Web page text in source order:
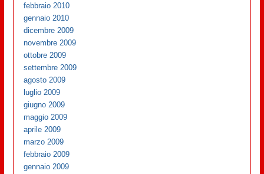
febbraio 2010
gennaio 2010
dicembre 2009
novembre 2009
ottobre 2009
settembre 2009
agosto 2009
luglio 2009
giugno 2009
maggio 2009
aprile 2009
marzo 2009
febbraio 2009
gennaio 2009